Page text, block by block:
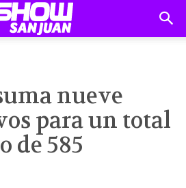
nueve
para un total
de 585